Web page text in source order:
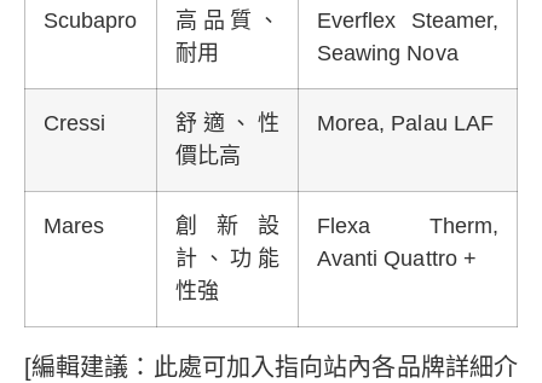
Scubapro
高品質、
耐用
Everflex Steamer,
Seawing Nova
Cressi
舒適、性
價比高
Morea, Palau LAF
Mares
創新設
計、功能
性強
Flexa Therm,
Avanti Quattro +
[編輯建議：此處可加入指向站內各品牌詳細介